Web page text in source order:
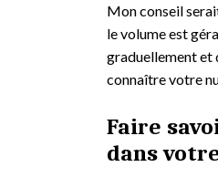
Mon conseil
le volume est
graduellement et
connaître votre
Faire
dans